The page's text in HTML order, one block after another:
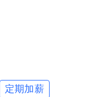
定期加薪